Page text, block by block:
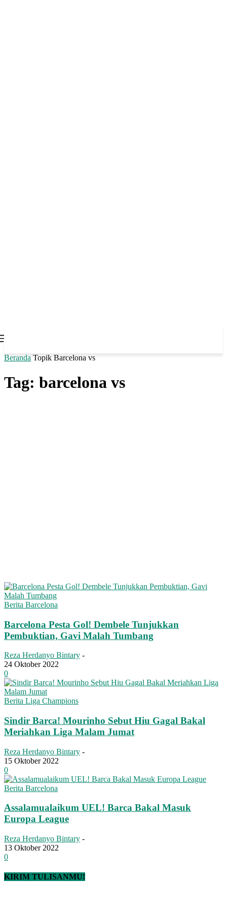
Beranda Topik Barcelona vs
Tag: barcelona vs
Berita Barcelona
Barcelona Pesta Gol! Dembele Tunjukkan
Pembuktian, Gavi Malah Tumbang
Reza Herdanyo Bintary -
24 Oktober 2022
0
Berita Liga Champions
Sindir Barca! Mourinho Sebut Hiu Gagal Bakal
Meriahkan Liga Malam Jumat
Reza Herdanyo Bintary -
15 Oktober 2022
0
Berita Barcelona
Assalamualaikum UEL! Barca Bakal Masuk
Europa League
Reza Herdanyo Bintary -
13 Oktober 2022
0
KIRIM TULISANMU!